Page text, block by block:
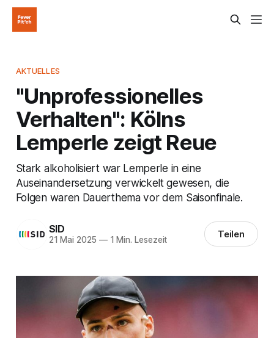
AKTUELLES
"Unprofessionelles
Verhalten": Kölns
Lemperle zeigt Reue
Stark alkoholisiert war Lemperle in eine
Auseinandersetzung verwickelt gewesen, die
Folgen waren Dauerthema vor dem Saisonfinale.
SID
21 Mai 2025 —1 Min. Lesezeit Teilen